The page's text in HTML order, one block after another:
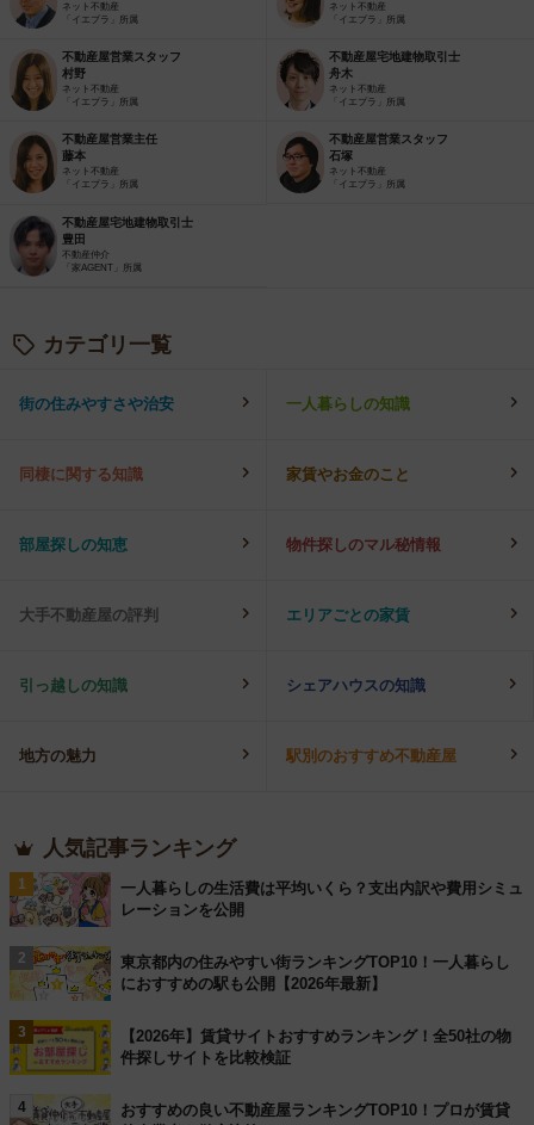
ネット不動産
「イエプラ」所属
ネット不動産
「イエプラ」所属
不動産屋営業スタッフ
村野
ネット不動産
「イエプラ」所属
不動産屋宅地建物取引士
舟木
ネット不動産
「イエプラ」所属
不動産屋営業主任
藤本
ネット不動産
「イエプラ」所属
不動産屋営業スタッフ
石塚
ネット不動産
「イエプラ」所属
不動産屋宅地建物取引士
豊田
不動産仲介
「家AGENT」所属
カテゴリ一覧
街の住みやすさや治安 一人暮らしの知識
同棲に関する知識 家賃やお金のこと
部屋探しの知恵 物件探しのマル秘情報
大手不動産屋の評判 エリアごとの家賃
引っ越しの知識 シェアハウスの知識
地方の魅力 駅別のおすすめ不動産屋
人気記事ランキング
1
一人暮らしの生活費は平均いくら？支出内訳や費用シミュ
レーションを公開
2
東京都内の住みやすい街ランキングTOP10！一人暮らし
におすすめの駅も公開【2026年最新】
3
【2026年】賃貸サイトおすすめランキング！全50社の物
件探しサイトを比較検証
4
おすすめの良い不動産屋ランキングTOP10！プロが賃貸